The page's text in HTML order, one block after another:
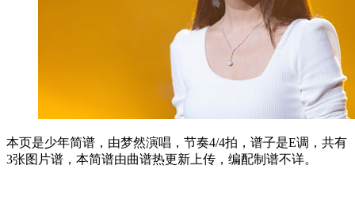
本页是少年简谱，由梦然演唱，节奏4/4拍，谱子是E调，共有
3张图片谱，本简谱由曲谱热更新上传，编配制谱不详。